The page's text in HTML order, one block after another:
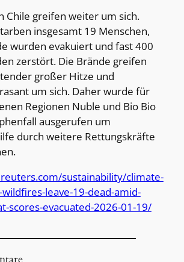
Chile greifen weiter um sich.
insgesamt 19 Menschen,
wurden evakuiert und fast 400
zerstört. Die Brände greifen
großer Hitze und
um sich. Daher wurde für
Regionen Nuble und Bio Bio
ausgerufen um
durch weitere Rettungskräfte
sustainability/climate-
leave-19-dead-amid-
scores-evacuated-2026-01-19/